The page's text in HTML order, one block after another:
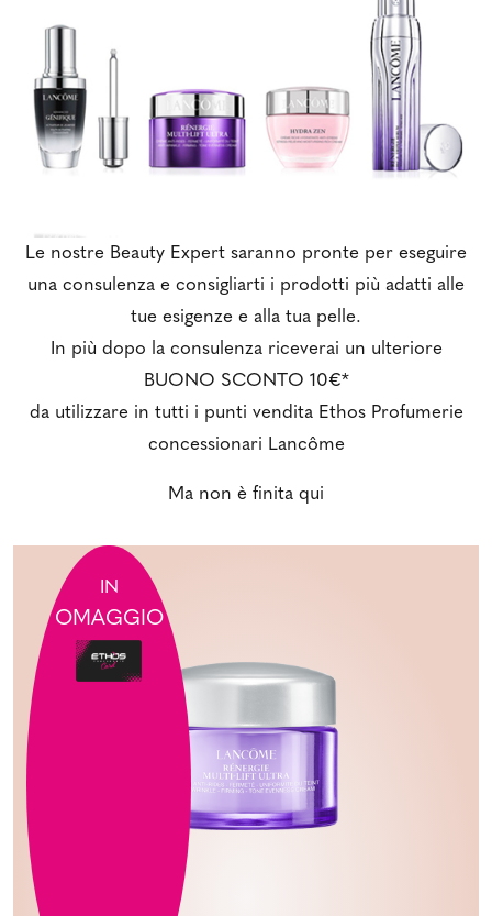
Le nostre Beauty Expert saranno pronte per eseguire
una consulenza e consigliarti i prodotti più adatti alle
tue esigenze e alla tua pelle.
In più dopo la consulenza riceverai un ulteriore
BUONO SCONTO 10€*
da utilizzare in tutti i punti vendita Ethos Profumerie
concessionari Lancôme
Ma non è finita qui
IN
OMAGGIO